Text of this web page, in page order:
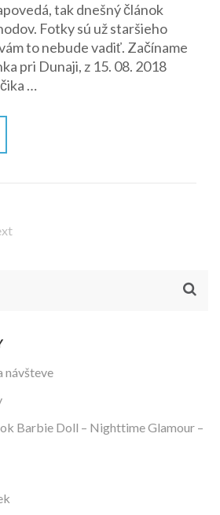
obchodové
tak dnešný článok
Fotky sú už staršieho
to nebude vadiť. Začíname
pri Dunaji, z 15. 08. 2018
…
návšteve
Barbie Doll – Nighttime Glamour –